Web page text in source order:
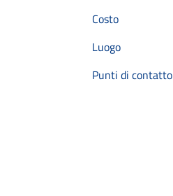
Costo
Luogo
Punti di contatto